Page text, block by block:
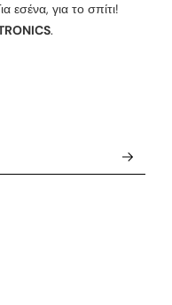
εσένα, για το σπίτι!
.